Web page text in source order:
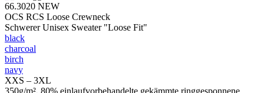
66.3020 NEW
OCS RCS Loose Crewneck
Schwerer Unisex Sweater "Loose Fit"
black
charcoal
birch
navy
XXS – 3XL
350g/m², 80% einlaufvorbehandelte gekämmte ringgesponnene